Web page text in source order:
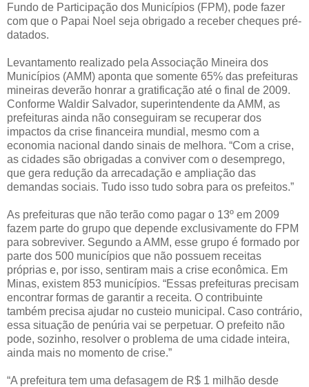
Fundo de Participação dos Municípios (FPM), pode fazer
com que o Papai Noel seja obrigado a receber cheques pré-
datados.
Levantamento realizado pela Associação Mineira dos
Municípios (AMM) aponta que somente 65% das prefeituras
mineiras deverão honrar a gratificação até o final de 2009.
Conforme Waldir Salvador, superintendente da AMM, as
prefeituras ainda não conseguiram se recuperar dos
impactos da crise financeira mundial, mesmo com a
economia nacional dando sinais de melhora. “Com a crise,
as cidades são obrigadas a conviver com o desemprego,
que gera redução da arrecadação e ampliação das
demandas sociais. Tudo isso tudo sobra para os prefeitos.”
As prefeituras que não terão como pagar o 13º em 2009
fazem parte do grupo que depende exclusivamente do FPM
para sobreviver. Segundo a AMM, esse grupo é formado por
parte dos 500 municípios que não possuem receitas
próprias e, por isso, sentiram mais a crise econômica. Em
Minas, existem 853 municípios. “Essas prefeituras precisam
encontrar formas de garantir a receita. O contribuinte
também precisa ajudar no custeio municipal. Caso contrário,
essa situação de penúria vai se perpetuar. O prefeito não
pode, sozinho, resolver o problema de uma cidade inteira,
ainda mais no momento de crise.”
“A prefeitura tem uma defasagem de R$ 1 milhão desde